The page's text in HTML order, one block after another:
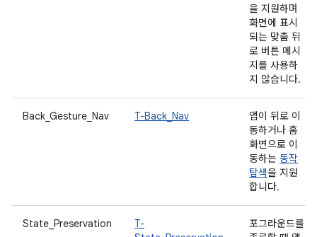
을 지원하며
화면에 표시
되는 맞춤 뒤
로 버튼 메시
지를 사용하
지 않습니다.
Back_Gesture_Nav T-Back_Nav
앱이 뒤로 이
동하거나 홈
화면으로 이
동하는 동작
탐색을 지원
합니다.
State_Preservation
T-
포그라운드를